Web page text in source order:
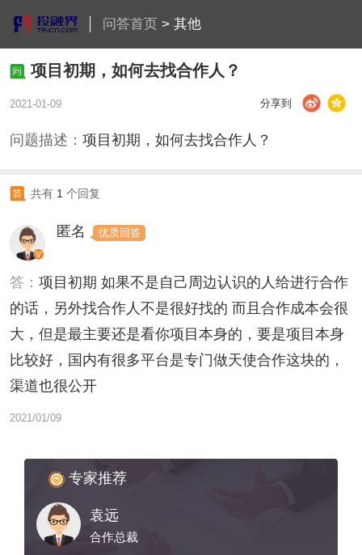
问答首页> 其他
项目初期，如何去找合作人？
2021-01-09 分享到
问题描述： 项目初期，如何去找合作人？
共有 1 个回复
匿名 优质回答
答： 项目初期 如果不是自己周边认识的人给进行合作
的话，另外找合作人不是很好找的 而且合作成本会很
大，但是最主要还是看你项目本身的，要是项目本身
比较好，国内有很多平台是专门做天使合作这块的，
渠道也很公开
2021/01/09
专家推荐
袁远
合作总裁